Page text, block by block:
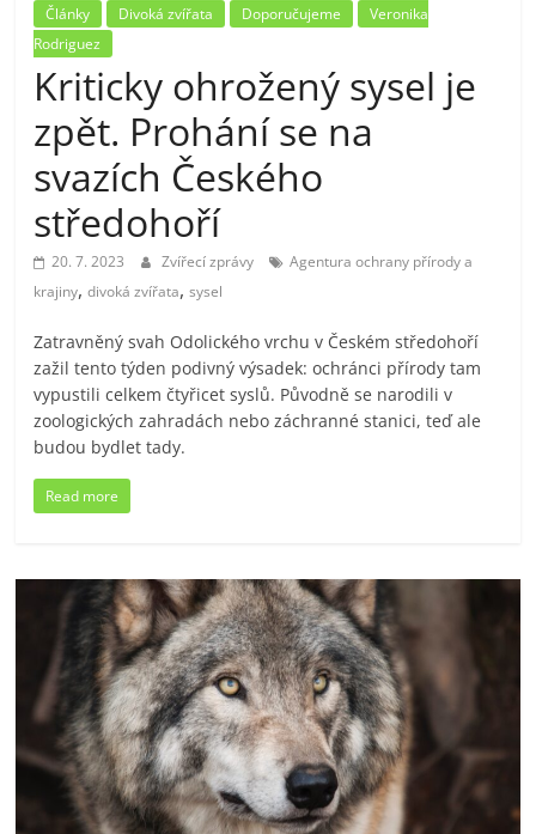
Články Divoká zvířata Doporučujeme
Veronika
Rodriguez
Kriticky ohrožený sysel je
zpět. Prohání se na
svazích Českého
středohoří
20. 7. 2023 Zvířecí zprávy
Agentura ochrany přírody a
krajiny,divoká zvířata,sysel
Zatravněný svah Odolického vrchu v Českém středohoří
zažil tento týden podivný výsadek: ochránci přírody tam
vypustili celkem čtyřicet syslů. Původně se narodili v
zoologických zahradách nebo záchranné stanici, teď ale
budou bydlet tady.
Read more